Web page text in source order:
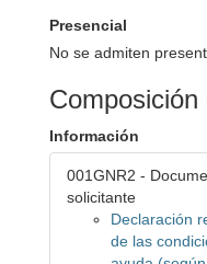
Presencial
No se admiten
Información
001GNR2 -
solicitante
Declaración
de las